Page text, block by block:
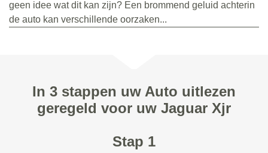
geen idee wat dit kan zijn? Een brommend geluid achterin
de auto kan verschillende oorzaken...
In 3 stappen uw Auto uitlezen
geregeld voor uw Jaguar Xjr
Stap 1